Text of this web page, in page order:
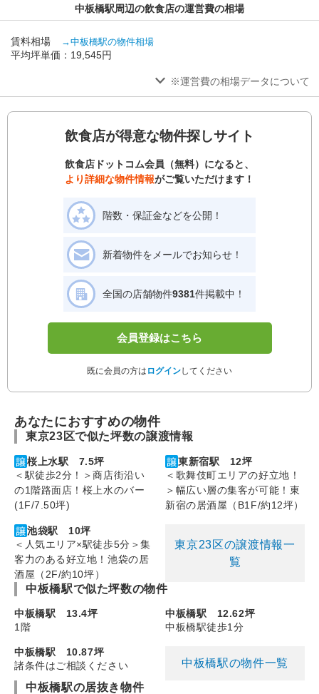
中板橋駅周辺の飲食店の運営費の相場
賃料相場 →中板橋駅の物件相場
平均坪単価：19,545円
※運営費の相場データについて
飲食店が得意な物件探しサイト
飲食店ドットコム会員（無料）になると、
より詳細な物件情報がご覧いただけます！
階数・保証金などを公開！
新着物件をメールでお知らせ！
全国の店舗物件9381件掲載中！
会員登録はこちら
既に会員の方は ログインしてください
あなたにおすすめの物件
東京23区で似た坪数の譲渡情報
桜上水駅 7.5坪
＜駅徒歩2分！＞商店街沿い
の1階路面店！桜上水のバー
(1F/7.50坪)
東新宿駅 12坪
＜歌舞伎町エリアの好立地！
＞幅広い層の集客が可能！東
新宿の居酒屋（B1F/約12坪）
池袋駅 10坪
＜人気エリア×駅徒歩5分＞集
客力のある好立地！池袋の居
酒屋（2F/約10坪）
東京23区の譲渡情報一
覧
中板橋駅で似た坪数の物件
中板橋駅 13.4坪
1階
中板橋駅 12.62坪
中板橋駅徒歩1分
中板橋駅 10.87坪
諸条件はご相談ください
中板橋駅の物件一覧
中板橋駅の居抜き物件